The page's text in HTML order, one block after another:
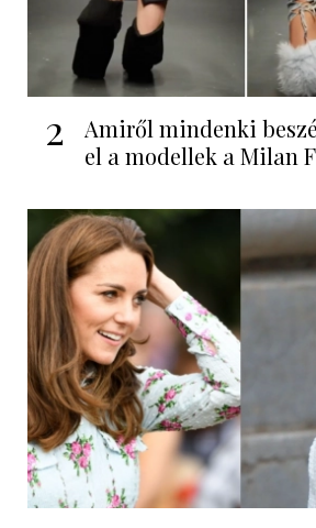
2
Amiről mindenki
el a modellek a Milan